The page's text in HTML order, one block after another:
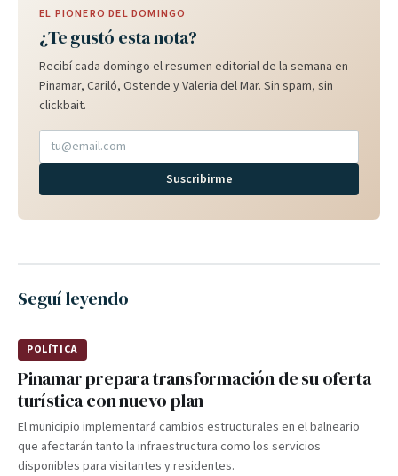
EL PIONERO DEL DOMINGO
¿Te gustó esta nota?
Recibí cada domingo el resumen editorial de la semana en
Pinamar, Cariló, Ostende y Valeria del Mar. Sin spam, sin
clickbait.
Suscribirme
Seguí leyendo
POLÍTICA
Pinamar prepara transformación de su oferta
turística con nuevo plan
El municipio implementará cambios estructurales en el balneario
que afectarán tanto la infraestructura como los servicios
disponibles para visitantes y residentes.